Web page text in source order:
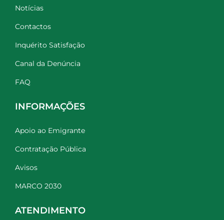
Notícias
Contactos
Inquérito Satisfação
Canal da Denúncia
FAQ
INFORMAÇÕES
Apoio ao Emigrante
Contratação Pública
Avisos
MARCO 2030
ATENDIMENTO